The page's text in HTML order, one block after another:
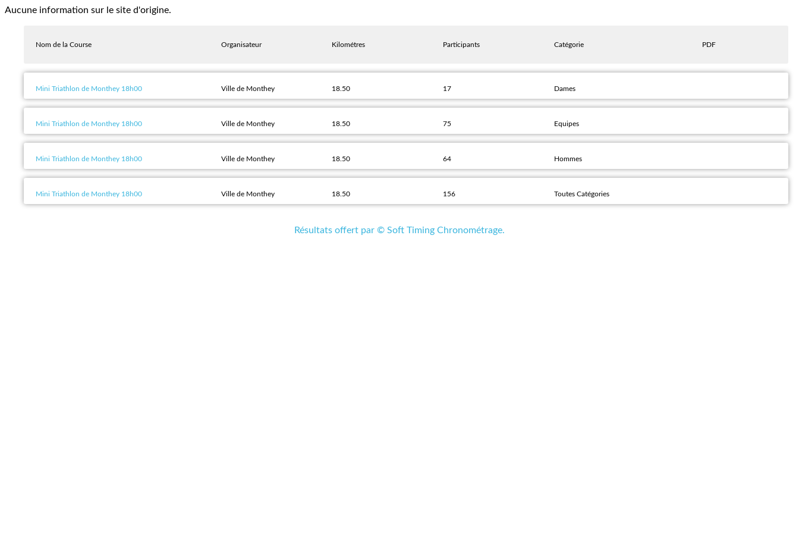
Aucune information sur le site d'origine.
Nom de la Course Organisateur Kilométres Participants Catégorie PDF
Mini Triathlon de Monthey 18h00 Ville de Monthey 18.50 17 Dames
Mini Triathlon de Monthey 18h00 Ville de Monthey 18.50 75 Equipes
Mini Triathlon de Monthey 18h00 Ville de Monthey 18.50 64 Hommes
Mini Triathlon de Monthey 18h00 Ville de Monthey 18.50 156 Toutes Catégories
Résultats offert par © Soft Timing Chronométrage.